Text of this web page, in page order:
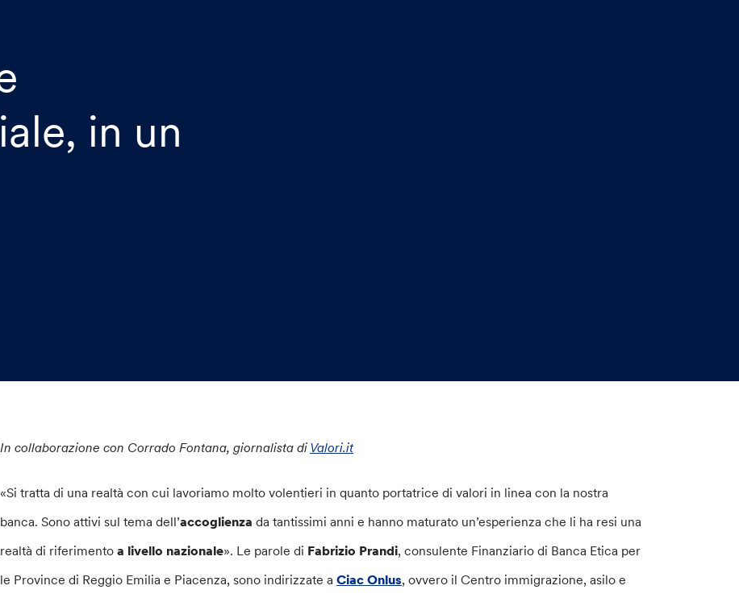
in un
In collaborazione con Corrado Fontana, giornalista di Valori.it
«Si tratta di una realtà con cui lavoriamo molto volentieri in quanto portatrice di valori in linea con la nostra
banca. Sono attivi sul tema dell’accoglienza da tantissimi anni e hanno maturato un’esperienza che li ha resi una
realtà di riferimentoa livello nazionale». Le parole di Fabrizio Prandi, consulente Finanziario di Banca Etica per
le Province di Reggio Emilia e Piacenza, sono indirizzate aCiac Onlus, ovvero il Centro immigrazione, asilo e